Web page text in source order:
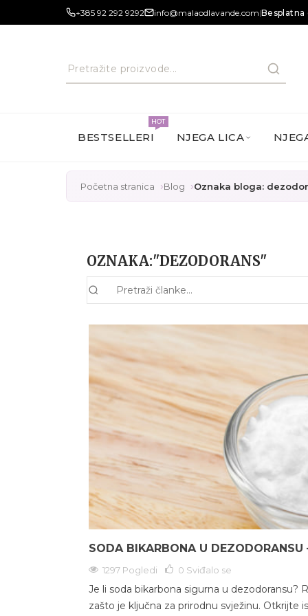
+385 92 292 9292 info@malaodlavande.com|Besplatna
BESTSELLERI
HOT
NJEGA LICA
Početna stranica Blog Oznaka bloga:
OZNAKA:"DEZODORANS"
SODA BIKARBONA U DEZODORANSU
1297 Pogledi 0 Sviđalo se
Je li soda bikarbona sigurna u dezodoransu?
zašto je ključna za prirodnu svježinu. Otkrijte